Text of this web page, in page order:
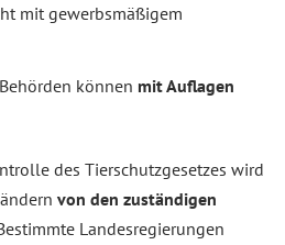
mit gewerbsmäßigem
können mit Auflagen
des Tierschutzgesetzes wird
von den zuständigen
Landesregierungen